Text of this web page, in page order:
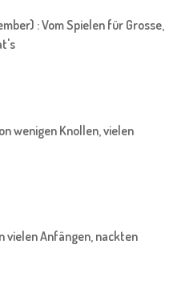
: Vom Spielen für Grosse,
wenigen Knollen, vielen
vielen Anfängen, nackten